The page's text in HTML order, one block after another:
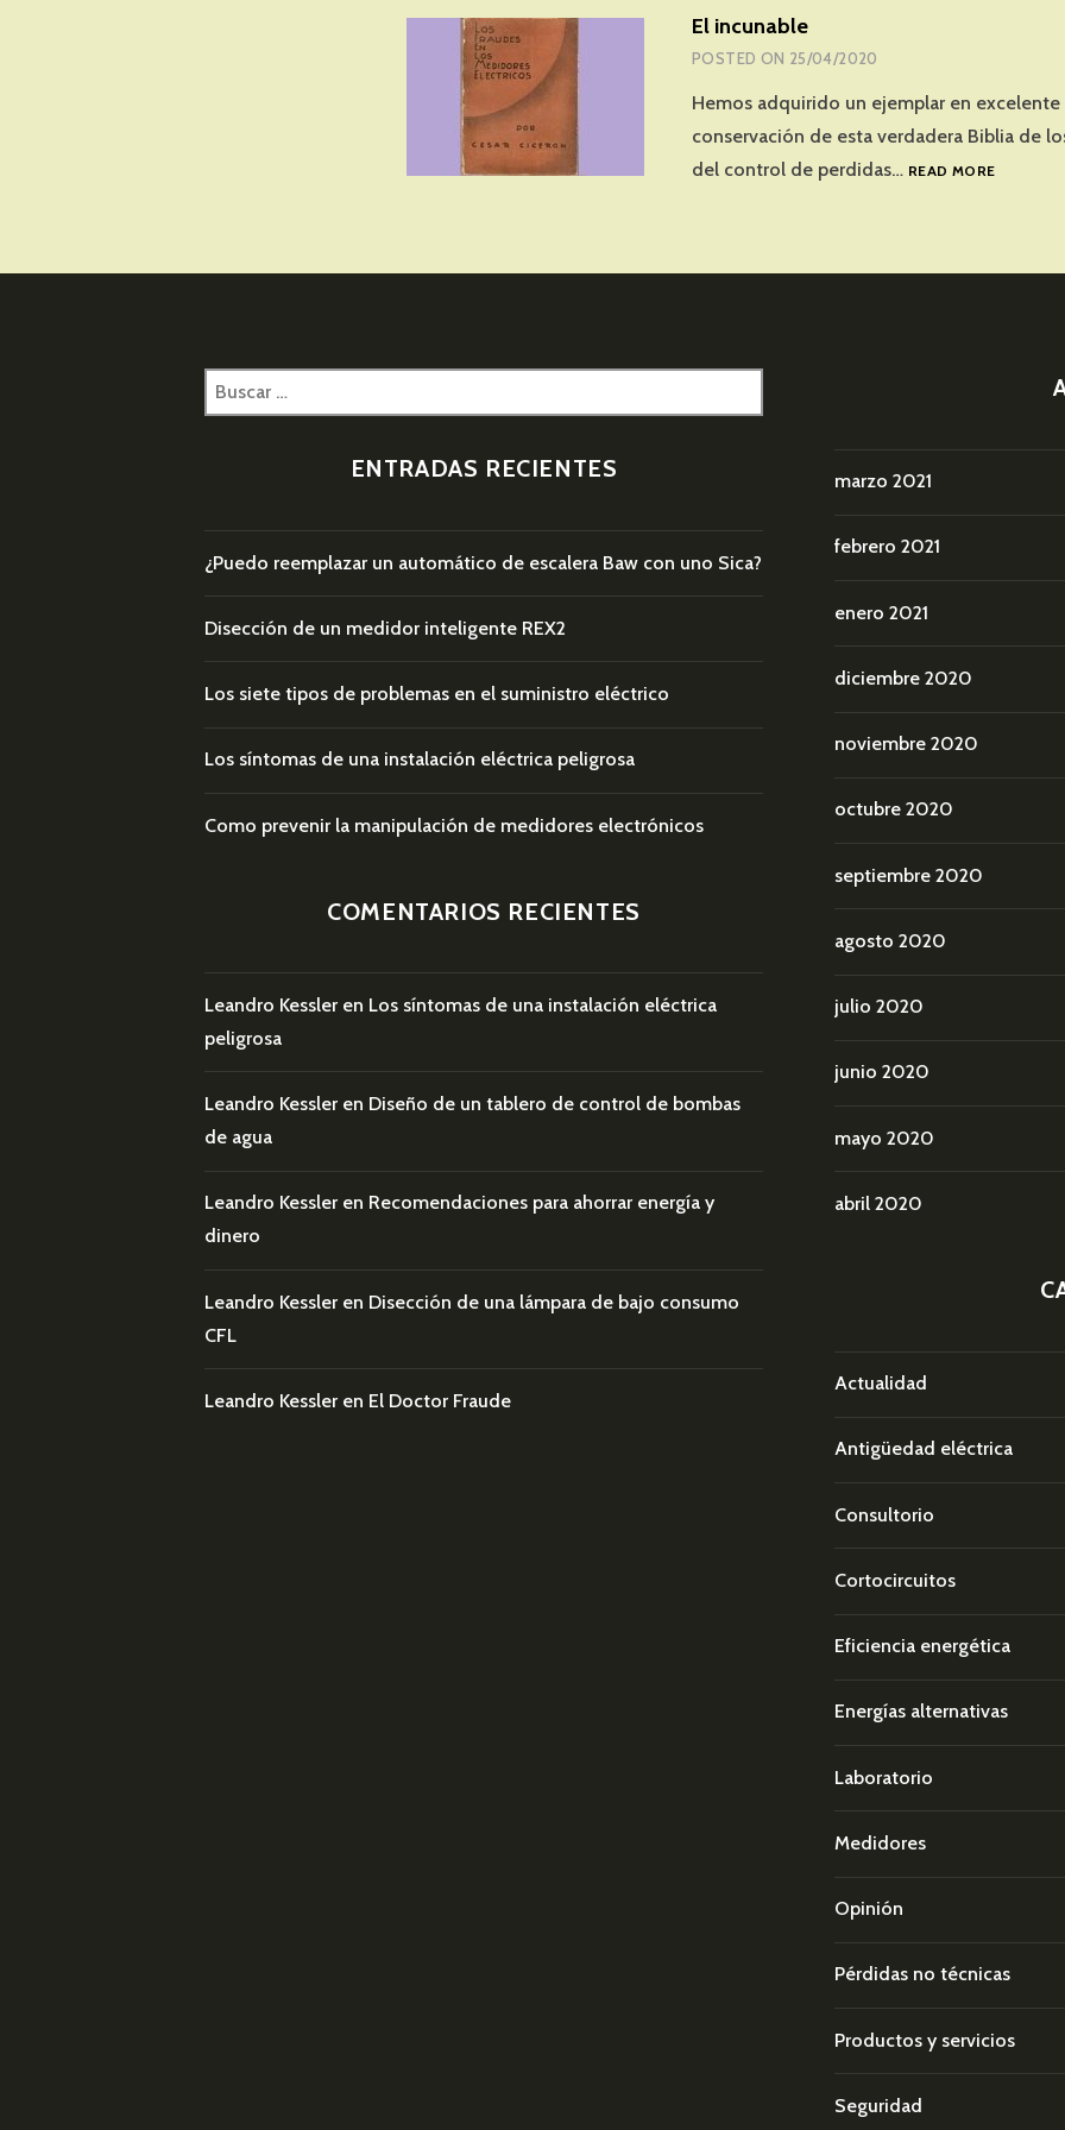
El incunable
POSTED ON 25/04/2020
Hemos adquirido un ejemplar en
conservación de esta verdadera Biblia de
del control de perdidas… READ MOREEL
Buscar:
ENTRADAS RECIENTES
¿Puedo reemplazar un automático de escalera Baw con uno Sica?
Disección de un medidor inteligente REX2
Los siete tipos de problemas en el suministro eléctrico
Los síntomas de una instalación eléctrica peligrosa
Como prevenir la manipulación de medidores electrónicos
COMENTARIOS RECIENTES
Leandro Kessler en Los síntomas de una instalación eléctrica
peligrosa
Leandro Kessler en Diseño de un tablero de control de bombas
de agua
Leandro Kessler en Recomendaciones para ahorrar energía y
dinero
Leandro Kessler en Disección de una lámpara de bajo consumo
CFL
Leandro Kessler en El Doctor Fraude
marzo 2021
febrero 2021
enero 2021
diciembre 2020
noviembre 2020
octubre 2020
septiembre 2020
agosto 2020
julio 2020
junio 2020
mayo 2020
abril 2020
Actualidad
Antigüedad eléctrica
Consultorio
Cortocircuitos
Eficiencia energética
Energías alternativas
Laboratorio
Medidores
Opinión
Pérdidas no técnicas
Productos y servicios
Seguridad